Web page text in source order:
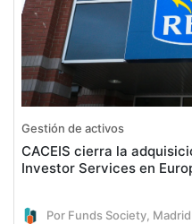
Gestión de activos
CACEIS cierra la
Investor Services en
Por Funds Society, Madrid